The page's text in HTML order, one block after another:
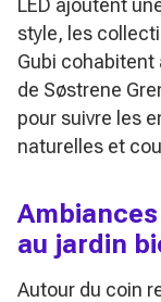
LED ajoutent
style, les
Gubi cohabitent
de Søstrene
pour suivre les
naturelles et
au jardin
Autour du coin